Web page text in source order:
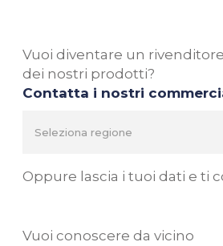
Vuoi diventare un rivenditore
dei nostri prodotti?
Contatta i nostri
Oppure lascia i tuoi dati e ti
Vuoi conoscere da vicino